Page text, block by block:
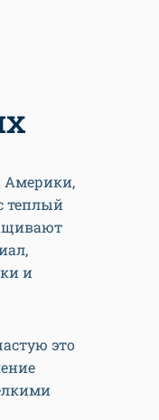
Америки,
теплый
и
это